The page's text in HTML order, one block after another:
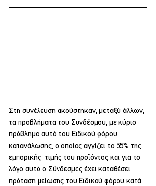
Στη συνέλευση ακούστηκαν, μεταξύ άλλων,
τα προβλήματα του Συνδέσμου, με κύριο
πρόβλημα αυτό του Ειδικού φόρου
κατανάλωσης, ο οποίος αγγίζει το 55% της
εμπορικής  τιμής του προϊόντος και για το
λόγο αυτό ο Σύνδεσμος έχει καταθέσει
πρόταση μείωσης του Ειδικού φόρου κατά